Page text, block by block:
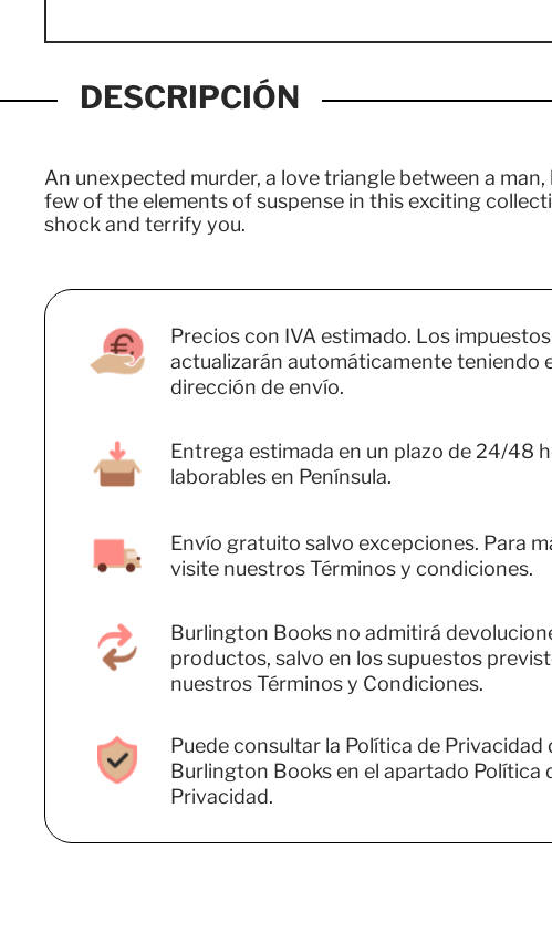
DESCRIPCIÓN
An unexpected murder, a love triangle between a
few of the elements of suspense in this exciting
shock and terrify you.
Precios con IVA estimado. Los
actualizarán automáticamente teniendo
dirección de envío.
Entrega estimada en un plazo de 24/48
laborables en Península.
Envío gratuito salvo excepciones. Para
visite nuestros Términos y condiciones.
Burlington Books no admitirá
productos, salvo en los supuestos
nuestros Términos y Condiciones.
Puede consultar la Política de Privacidad
Burlington Books en el apartado Política
Privacidad.